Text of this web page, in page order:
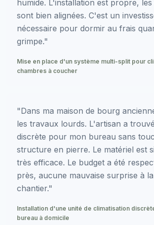
humide. L'installation est propre,
sont bien alignées. C'est un
nécessaire pour dormir au frais
grimpe."
Mise en place d'un système multi-split pour
chambres à coucher
"Dans ma maison de bourg
les travaux lourds. L'artisan a
discrète pour mon bureau sans
structure en pierre. Le matériel est
très efficace. Le budget a été
près, aucune mauvaise surprise à
chantier."
Installation d'une unité de climatisation
bureau à domicile